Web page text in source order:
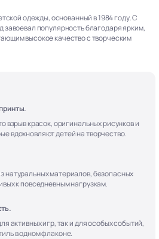
одежды, основанный в 1984 году. С
популярность благодаря ярким,
высокое качество с творческим
взрыв красок, оригинальных рисунков и
вдохновляют детей на творчество.
натуральных материалов, безопасных
к повседневным нагрузкам.
активных игр, так и для особых событий,
в одном флаконе.